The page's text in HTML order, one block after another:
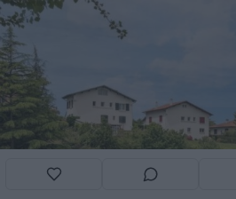
Chaque semaine, découvrez de
autour de vous et partout dans le
Gratuitement, dans votre boîte